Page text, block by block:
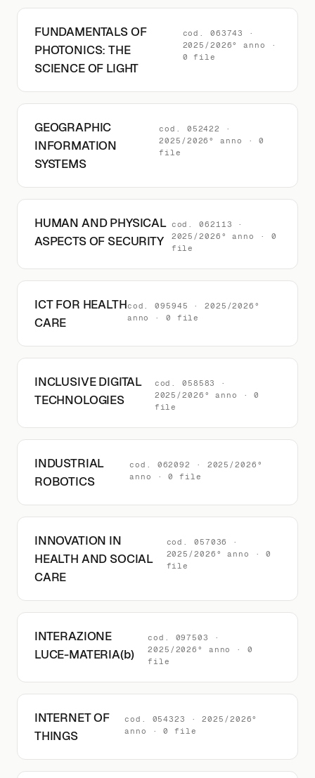
FUNDAMENTALS OF
PHOTONICS: THE
SCIENCE OF LIGHT
cod. 063743 ·
2025/2026° anno ·
0 file
GEOGRAPHIC
INFORMATION
SYSTEMS
cod. 052422 ·
2025/2026° anno · 0
file
HUMAN AND PHYSICAL
ASPECTS OF SECURITY
cod. 062113 ·
2025/2026° anno · 0
file
ICT FOR HEALTH
CARE
cod. 095945 · 2025/2026°
anno · 0 file
INCLUSIVE DIGITAL
TECHNOLOGIES
cod. 058583 ·
2025/2026° anno · 0
file
INDUSTRIAL
ROBOTICS
cod. 062092 · 2025/2026°
anno · 0 file
INNOVATION IN
HEALTH AND SOCIAL
CARE
cod. 057036 ·
2025/2026° anno · 0
file
INTERAZIONE
LUCE-MATERIA(b)
cod. 097503 ·
2025/2026° anno · 0
file
INTERNET OF
THINGS
cod. 054323 · 2025/2026°
anno · 0 file